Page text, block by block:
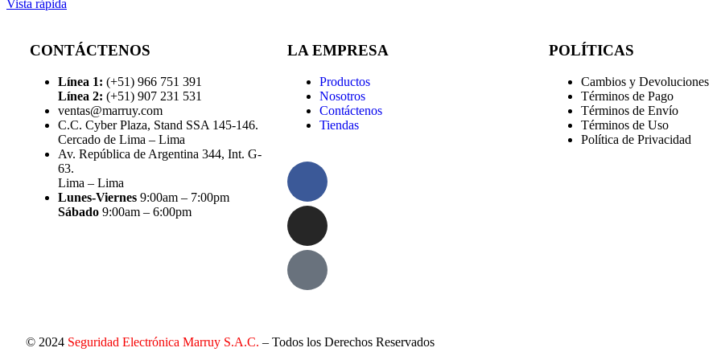
Vista rápida
CONTÁCTENOS
Línea 1: (+51) 966 751 391
Línea 2: (+51) 907 231 531
ventas@marruy.com
C.C. Cyber Plaza, Stand SSA 145-146.
Cercado de Lima – Lima
Av. República de Argentina 344, Int. G-
63.
Lima – Lima
Lunes-Viernes 9:00am – 7:00pm
Sábado 9:00am – 6:00pm
LA EMPRESA
Productos
Nosotros
Contáctenos
Tiendas
POLÍTICAS
Cambios y Devoluciones
Términos de Pago
Términos de Envío
Términos de Uso
Política de Privacidad
© 2024 Seguridad Electrónica Marruy S.A.C. – Todos los Derechos Reservados